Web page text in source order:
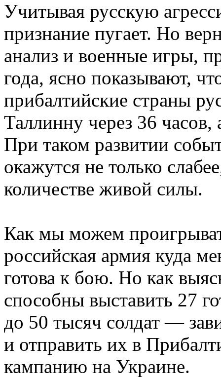
Учитывая русскую
признание пугает. Но
анализ и военные игры,
года, ясно показывают,
прибалтийские страны
Таллинну через 36
При таком развитии
окажутся не только
количестве живой силы.
Как мы можем
российская армия куда
готова к бою. Но как
способны выставить 27
до 50 тысяч солдат —
и отправить их в
кампанию на Украине.